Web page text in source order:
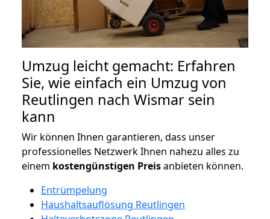
Umzug leicht gemacht: Erfahren
Sie, wie einfach ein Umzug von
Reutlingen nach Wismar sein
kann
Wir können Ihnen garantieren, dass unser
professionelles Netzwerk Ihnen nahezu alles zu
einem kostengünstigen Preisanbieten können.
Entrümpelung
Haushaltsauflösung Reutlingen